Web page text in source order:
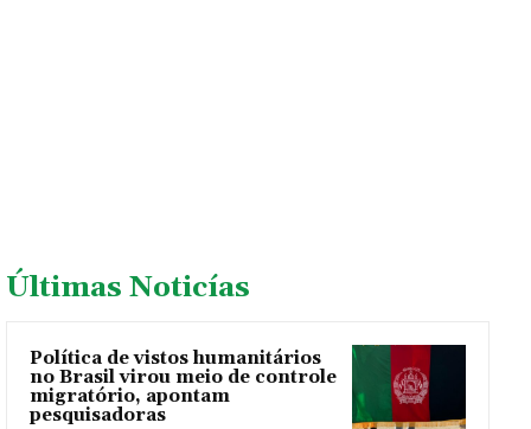
Últimas Noticías
Política de vistos humanitários
no Brasil virou meio de controle
migratório, apontam
pesquisadoras